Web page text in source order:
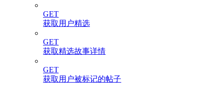
GET
获取用户精选
GET
获取精选故事详情
GET
获取用户被标记的帖子